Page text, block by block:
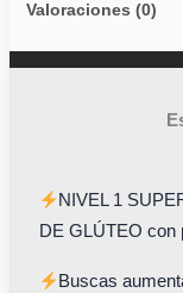
Valoraciones (0)
NIVEL 1
DE GLÚTEO con
Buscas